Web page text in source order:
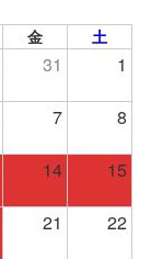
金 土
31 1
7 8
14 15
21 22